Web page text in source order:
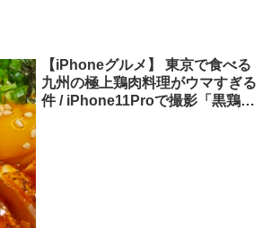
【iPhoneグルメ】 東京で食べる
九州の極上鶏肉料理がウマすぎる
件 / iPhone11Proで撮影「黒鶏フ